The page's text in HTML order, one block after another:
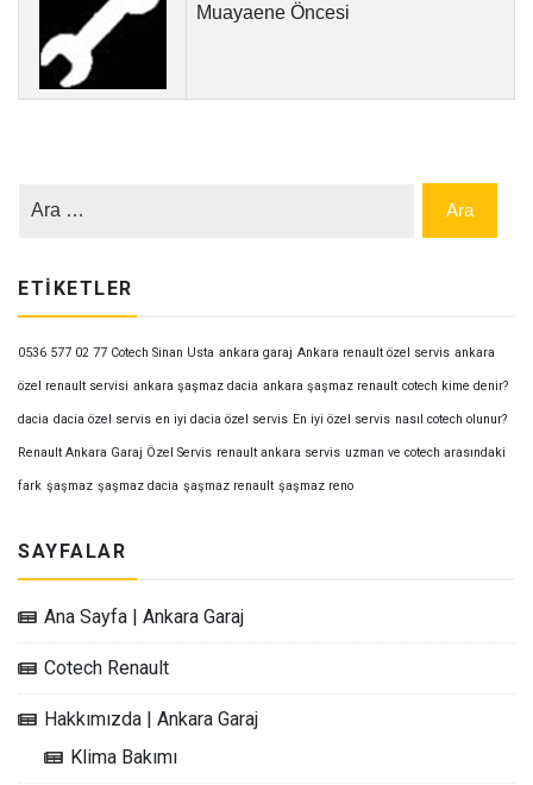
Muayaene Öncesi
ETIKETLER
0536 577 02 77 Cotech Sinan Usta ankara garaj Ankara renault özel servis ankara
özel renault servisi ankara şaşmaz dacia ankara şaşmaz renault cotech kime denir?
dacia dacia özel servis en iyi dacia özel servis En iyi özel servis nasıl cotech olunur?
Renault Ankara Garaj Özel Servis renault ankara servis uzman ve cotech arasındaki
fark şaşmaz şaşmaz dacia şaşmaz renault şaşmaz reno
SAYFALAR
Ana Sayfa | Ankara Garaj
Cotech Renault
Hakkımızda | Ankara Garaj
Klima Bakımı